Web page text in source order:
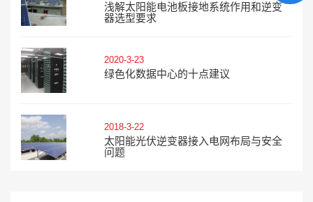
浅解太阳能电池板接地系统作用和逆变
器选型要求
2020-3-23
绿色化数据中心的十点建议
2018-3-22
太阳能光伏逆变器接入电网布局与安全
问题